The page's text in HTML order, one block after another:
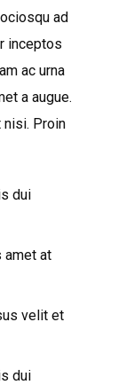
ad
inceptos
ac urna
a augue.
nisi. Proin
dui
amet at
velit et
dui